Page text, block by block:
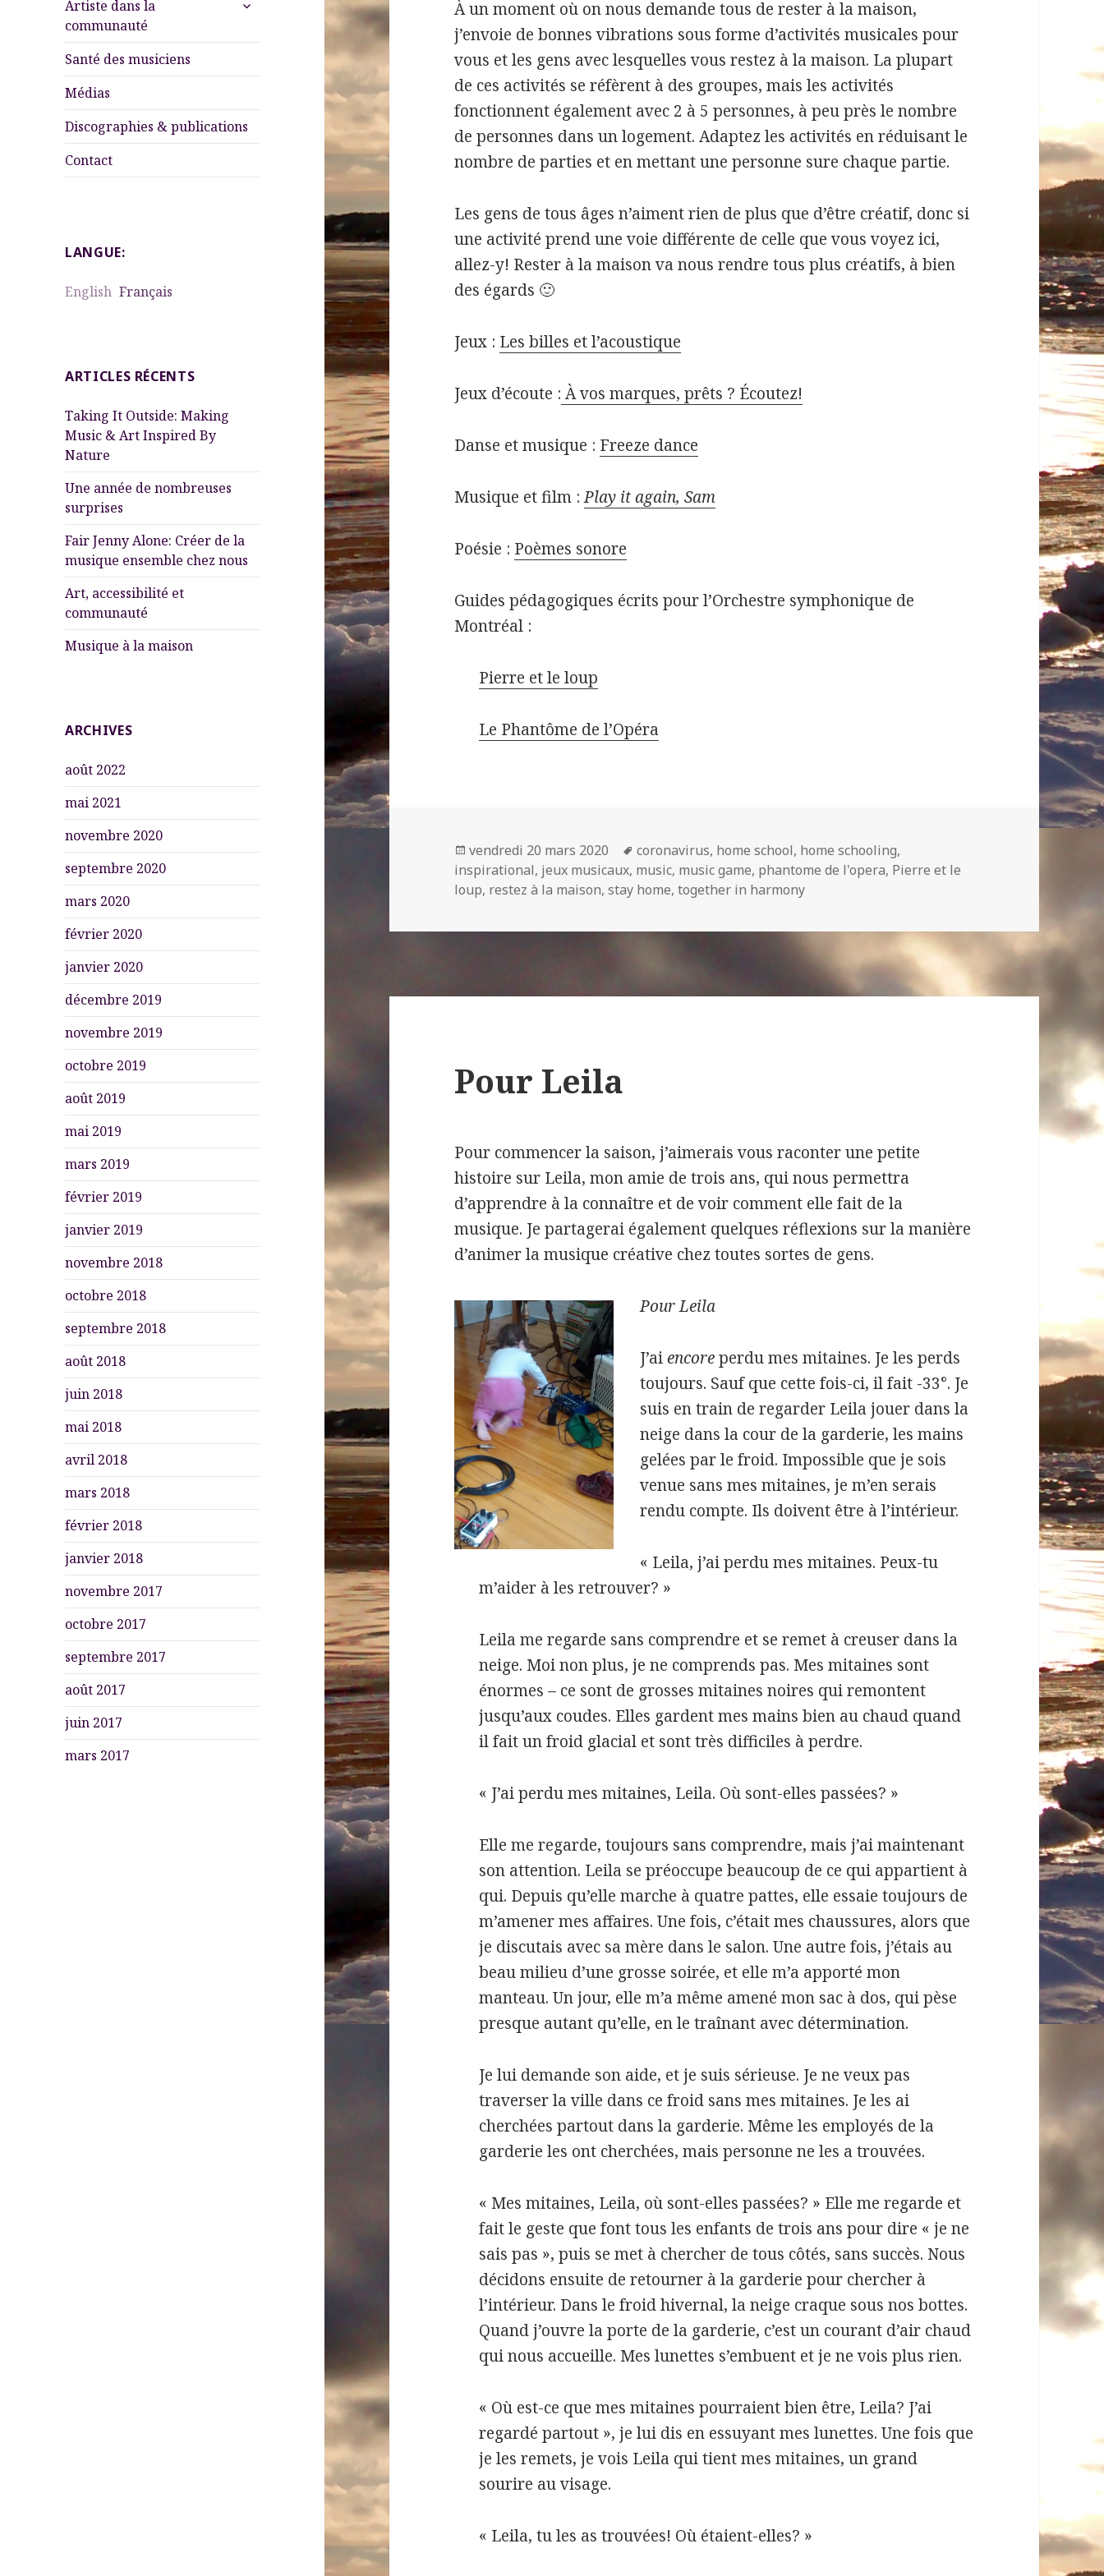
Artiste dans la
communauté
Santé des musiciens
Médias
Discographies & publications
Contact
LANGUE:
English Français
ARTICLES RÉCENTS
Taking It Outside: Making
Music & Art Inspired By
Nature
Une année de nombreuses
surprises
Fair Jenny Alone: Créer de la
musique ensemble chez nous
Art, accessibilité et
communauté
Musique à la maison
ARCHIVES
août 2022
mai 2021
novembre 2020
septembre 2020
mars 2020
février 2020
janvier 2020
décembre 2019
novembre 2019
octobre 2019
août 2019
mai 2019
mars 2019
février 2019
janvier 2019
novembre 2018
octobre 2018
septembre 2018
août 2018
juin 2018
mai 2018
avril 2018
mars 2018
février 2018
janvier 2018
novembre 2017
octobre 2017
septembre 2017
août 2017
juin 2017
mars 2017
À un moment où on nous demande tous de rester à la maison,
j’envoie de bonnes vibrations sous forme d’activités musicales pour
vous et les gens avec lesquelles vous restez à la maison. La plupart
de ces activités se réfèrent à des groupes, mais les activités
fonctionnent également avec 2 à 5 personnes, à peu près le nombre
de personnes dans un logement. Adaptez les activités en réduisant le
nombre de parties et en mettant une personne sure chaque partie.
Les gens de tous âges n’aiment rien de plus que d’être créatif, donc si
une activité prend une voie différente de celle que vous voyez ici,
allez-y! Rester à la maison va nous rendre tous plus créatifs, à bien
des égards 🙂
Jeux : Les billes et l’acoustique
Jeux d’écoute : À vos marques, prêts ? Écoutez!
Danse et musique : Freeze dance
Musique et film :Play it again, Sam
Poésie : Poèmes sonore
Guides pédagogiques écrits pour l’Orchestre symphonique de
Montréal :
Pierre et le loup
Le Phantôme de l’Opéra
Publié
le
vendredi 20 mars 2020
Mots-
clés
coronavirus, home school, home schooling,
inspirational, jeux musicaux, music, music game, phantome de l'opera, Pierre et le
loup, restez à la maison,stay home,together in harmony
Pour Leila
Pour commencer la saison, j’aimerais vous raconter une petite
histoire sur Leila, mon amie de trois ans, qui nous permettra
d’apprendre à la connaître et de voir comment elle fait de la
musique. Je partagerai également quelques réflexions sur la manière
d’animer la musique créative chez toutes sortes de gens.
Pour Leila
J’aiencoreperdu mes mitaines. Je les perds
toujours. Sauf que cette fois-ci, il fait -33°. Je
suis en train de regarder Leila jouer dans la
neige dans la cour de la garderie, les mains
gelées par le froid. Impossible que je sois
venue sans mes mitaines, je m’en serais
rendu compte. Ils doivent être à l’intérieur.
« Leila, j’ai perdu mes mitaines. Peux-tu
m’aider à les retrouver? »
Leila me regarde sans comprendre et se remet à creuser dans la
neige. Moi non plus, je ne comprends pas. Mes mitaines sont
énormes – ce sont de grosses mitaines noires qui remontent
jusqu’aux coudes. Elles gardent mes mains bien au chaud quand
il fait un froid glacial et sont très difficiles à perdre.
« J’ai perdu mes mitaines, Leila. Où sont-elles passées? »
Elle me regarde, toujours sans comprendre, mais j’ai maintenant
son attention. Leila se préoccupe beaucoup de ce qui appartient à
qui. Depuis qu’elle marche à quatre pattes, elle essaie toujours de
m’amener mes affaires. Une fois, c’était mes chaussures, alors que
je discutais avec sa mère dans le salon. Une autre fois, j’étais au
beau milieu d’une grosse soirée, et elle m’a apporté mon
manteau. Un jour, elle m’a même amené mon sac à dos, qui pèse
presque autant qu’elle, en le traînant avec détermination.
Je lui demande son aide, et je suis sérieuse. Je ne veux pas
traverser la ville dans ce froid sans mes mitaines. Je les ai
cherchées partout dans la garderie. Même les employés de la
garderie les ont cherchées, mais personne ne les a trouvées.
« Mes mitaines, Leila, où sont-elles passées? » Elle me regarde et
fait le geste que font tous les enfants de trois ans pour dire « je ne
sais pas », puis se met à chercher de tous côtés, sans succès. Nous
décidons ensuite de retourner à la garderie pour chercher à
l’intérieur. Dans le froid hivernal, la neige craque sous nos bottes.
Quand j’ouvre la porte de la garderie, c’est un courant d’air chaud
qui nous accueille. Mes lunettes s’embuent et je ne vois plus rien.
« Où est-ce que mes mitaines pourraient bien être, Leila? J’ai
regardé partout », je lui dis en essuyant mes lunettes. Une fois que
je les remets, je vois Leila qui tient mes mitaines, un grand
sourire au visage.
« Leila, tu les as trouvées! Où étaient-elles? »